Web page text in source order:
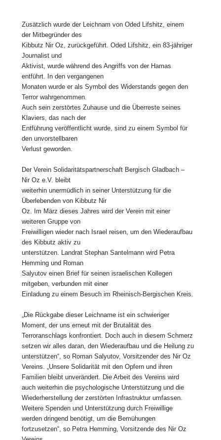
Zusätzlich wurde der Leichnam von Oded Lifshitz, einem
der Mitbegründer des
Kibbutz Nir Oz, zurückgeführt. Oded Lifshitz, ein 83-jähriger
Journalist und
Aktivist, wurde während des Angriffs von der Hamas
entführt. In den vergangenen
Monaten wurde er als Symbol des Widerstands gegen den
Terror wahrgenommen.
Auch sein zerstörtes Zuhause und die Überreste seines
Klaviers, das nach der
Entführung veröffentlicht wurde, sind zu einem Symbol für
den unvorstellbaren
Verlust geworden.
Der Verein Solidaritätspartnerschaft Bergisch Gladbach –
Nir Oz e.V. bleibt
weiterhin unermüdlich in seiner Unterstützung für die
Überlebenden von Kibbutz Nir
Oz. Im März dieses Jahres wird der Verein mit einer
weiteren Gruppe von
Freiwilligen wieder nach Israel reisen, um den Wiederaufbau
des Kibbutz aktiv zu
unterstützen. Landrat Stephan Santelmann wird Petra
Hemming und Roman
Salyutov einen Brief für seinen israelischen Kollegen
mitgeben, verbunden mit einer
Einladung zu einem Besuch im Rheinisch-Bergischen Kreis.
„Die Rückgabe dieser Leichname ist ein schwieriger
Moment, der uns erneut mit der Brutalität des
Terroranschlags konfrontiert. Doch auch in diesem Schmerz
setzen wir alles daran, den Wiederaufbau und die Heilung zu
unterstützen“, so Roman Salyutov, Vorsitzender des Nir Oz
Vereins. „Unsere Solidarität mit den Opfern und ihren
Familien bleibt unverändert. Die Arbeit des Vereins wird
auch weiterhin die psychologische Unterstützung und die
Wiederherstellung der zerstörten Infrastruktur umfassen.
Weitere Spenden und Unterstützung durch Freiwillige
werden dringend benötigt, um die Bemühungen
fortzusetzen“, so Petra Hemming, Vorsitzende des Nir Oz